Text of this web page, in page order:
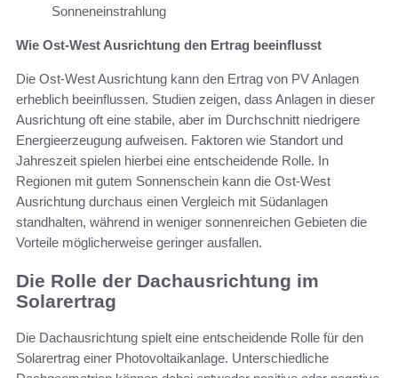
Sonneneinstrahlung
Wie Ost-West Ausrichtung den Ertrag beeinflusst
Die Ost-West Ausrichtung kann den Ertrag von PV Anlagen
erheblich beeinflussen. Studien zeigen, dass Anlagen in dieser
Ausrichtung oft eine stabile, aber im Durchschnitt niedrigere
Energieerzeugung aufweisen. Faktoren wie Standort und
Jahreszeit spielen hierbei eine entscheidende Rolle. In
Regionen mit gutem Sonnenschein kann die Ost-West
Ausrichtung durchaus einen Vergleich mit Südanlagen
standhalten, während in weniger sonnenreichen Gebieten die
Vorteile möglicherweise geringer ausfallen.
Die Rolle der Dachausrichtung im
Solarertrag
Die Dachausrichtung spielt eine entscheidende Rolle für den
Solarertrag einer Photovoltaikanlage. Unterschiedliche